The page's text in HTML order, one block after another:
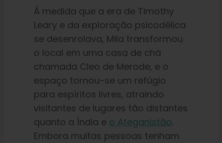
À medida que a era de Timothy
Leary e da exploração psicodélica
se desenrolava, Mila transformou
o local em uma casa de chá
chamada Cleo de Merode, e o
espaço tornou-se um refúgio
para espíritos livres, atraindo
visitantes de lugares tão distantes
quanto a Índia e o Afeganistão.
Embora muitas pessoas tenham